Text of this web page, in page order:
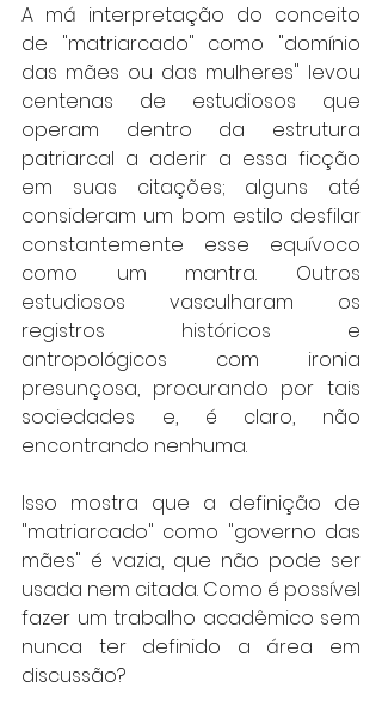
A má interpretação do conceito
de "matriarcado" como "domínio
das mães ou das mulheres" levou
centenas de estudiosos que
operam dentro da estrutura
patriarcal a aderir a essa ficção
em suas citações; alguns até
consideram um bom estilo desfilar
constantemente esse equívoco
como um mantra. Outros
estudiosos vasculharam os
registros históricos e
antropológicos com ironia
presunçosa, procurando por tais
sociedades e, é claro, não
encontrando nenhuma.
Isso mostra que a definição de
"matriarcado" como "governo das
mães" é vazia, que não pode ser
usada nem citada. Como é possível
fazer um trabalho acadêmico sem
nunca ter definido a área em
discussão?